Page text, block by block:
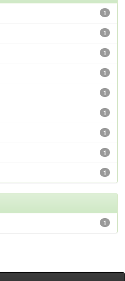
1
1
1
1
1
1
1
1
1
1